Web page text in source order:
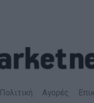
Πολιτική Αγορές